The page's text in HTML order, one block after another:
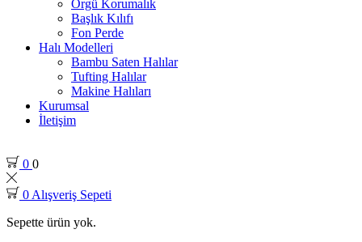
Örgü Korumalık
Başlık Kılıfı
Fon Perde
Halı Modelleri
Bambu Saten Halılar
Tufting Halılar
Makine Halıları
Kurumsal
İletişim
0 0
0 Alışveriş Sepeti
Sepette ürün yok.